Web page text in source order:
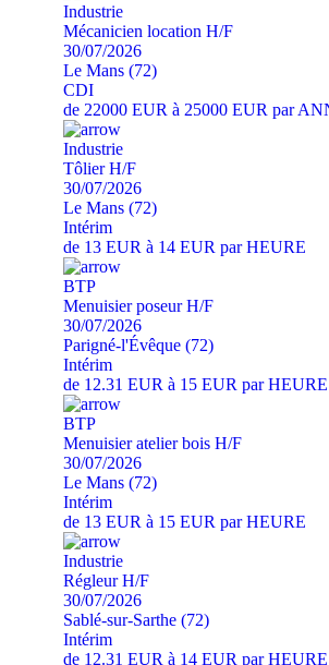
Industrie
Mécanicien location H/F
30/07/2026
Le Mans (72)
CDI
de 22000 EUR à 25000 EUR par
Industrie
Tôlier H/F
30/07/2026
Le Mans (72)
Intérim
de 13 EUR à 14 EUR par HEURE
BTP
Menuisier poseur H/F
30/07/2026
Parigné-l'Évêque (72)
Intérim
de 12.31 EUR à 15 EUR par HEURE
BTP
Menuisier atelier bois H/F
30/07/2026
Le Mans (72)
Intérim
de 13 EUR à 15 EUR par HEURE
Industrie
Régleur H/F
30/07/2026
Sablé-sur-Sarthe (72)
Intérim
de 12.31 EUR à 14 EUR par HEURE